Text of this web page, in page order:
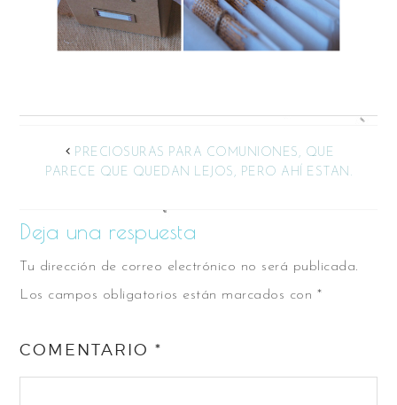
PRECIOSURAS PARA COMUNIONES, QUE
PARECE QUE QUEDAN LEJOS, PERO AHÍ ESTAN.
Deja una respuesta
Tu dirección de correo electrónico no será publicada.
Los campos obligatorios están marcados con *
COMENTARIO*